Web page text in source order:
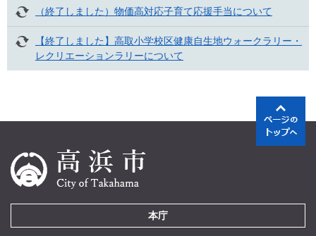
（終了しました）物価高対応子育て応援手当について
【終了しました】高取小学校区健康自生地ウォークラリー・
レクリエーションラリーについて
本庁